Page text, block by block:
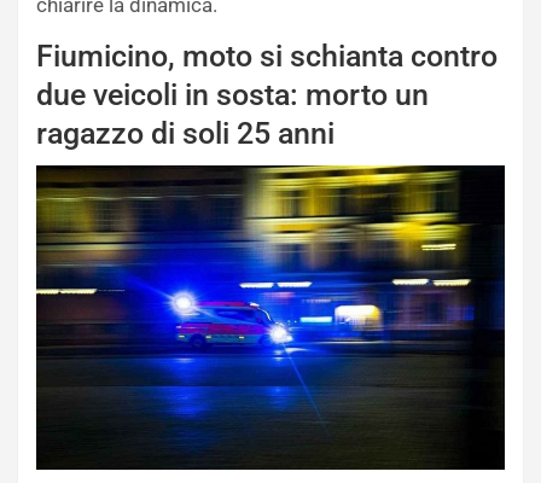
chiarire la dinamica.
Fiumicino, moto si schianta contro
due veicoli in sosta: morto un
ragazzo di soli 25 anni